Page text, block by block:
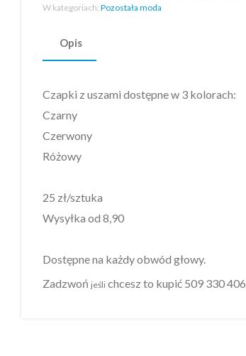
W kategoriach: Pozostała moda
Opis
Czapki z uszami dostępne w 3 kolorach:
Czarny
Czerwony
Różowy
25 zł/sztuka
Wysyłka od 8,90
Dostępne na każdy obwód głowy.
Zadzwoń jeśli chcesz to kupić 509 330 406